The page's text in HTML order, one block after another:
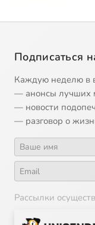
Подписаться
Каждую неделю в
— анонсы лучших
— новости
— разговор о
Рассылки